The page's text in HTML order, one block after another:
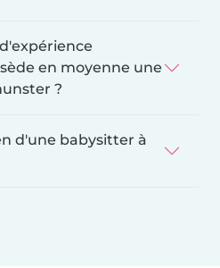
en moyenne une
?
d'une babysitter à